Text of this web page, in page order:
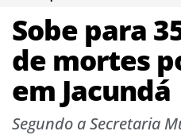
Sobe para
de mortes
em Jacundá
Segundo a Secretaria